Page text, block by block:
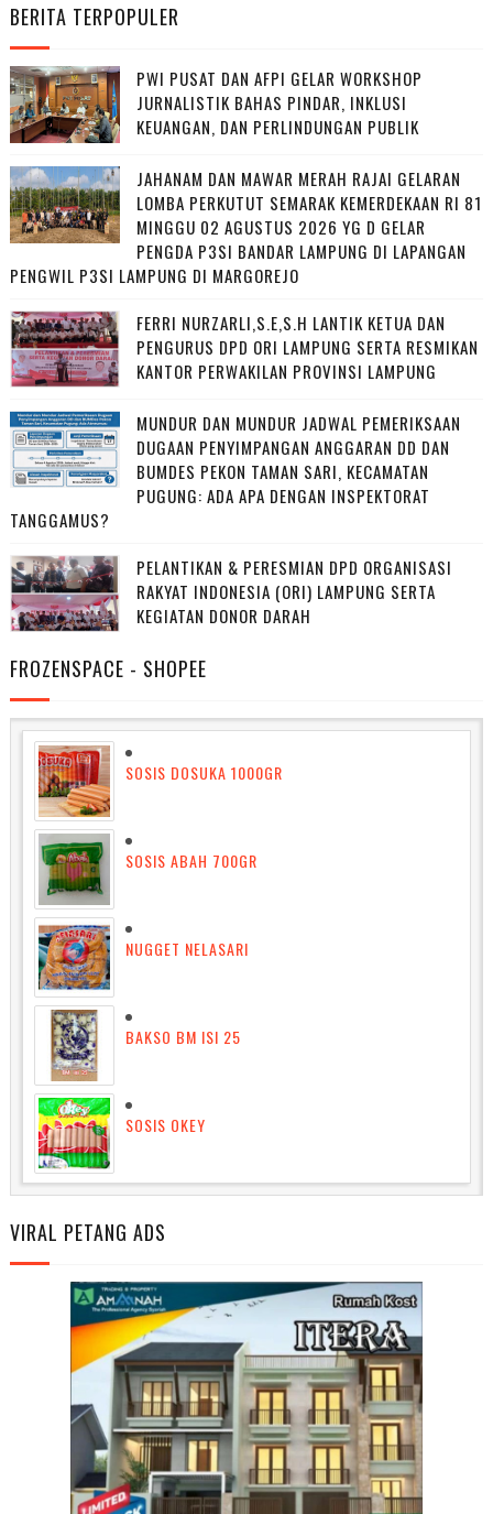
BERITA TERPOPULER
PWI PUSAT DAN AFPI GELAR WORKSHOP
JURNALISTIK BAHAS PINDAR, INKLUSI
KEUANGAN, DAN PERLINDUNGAN PUBLIK
JAHANAM DAN MAWAR MERAH RAJAI GELARAN
LOMBA PERKUTUT SEMARAK KEMERDEKAAN RI 81
MINGGU 02 AGUSTUS 2026 YG D GELAR
PENGDA P3SI BANDAR LAMPUNG DI LAPANGAN
PENGWIL P3SI LAMPUNG DI MARGOREJO
FERRI NURZARLI,S.E,S.H LANTIK KETUA DAN
PENGURUS DPD ORI LAMPUNG SERTA RESMIKAN
KANTOR PERWAKILAN PROVINSI LAMPUNG
MUNDUR DAN MUNDUR JADWAL PEMERIKSAAN
DUGAAN PENYIMPANGAN ANGGARAN DD DAN
BUMDES PEKON TAMAN SARI, KECAMATAN
PUGUNG: ADA APA DENGAN INSPEKTORAT
TANGGAMUS?
PELANTIKAN & PERESMIAN DPD ORGANISASI
RAKYAT INDONESIA (ORI) LAMPUNG SERTA
KEGIATAN DONOR DARAH
FROZENSPACE - SHOPEE
SOSIS DOSUKA 1000GR
SOSIS ABAH 700GR
NUGGET NELASARI
BAKSO BM ISI 25
SOSIS OKEY
VIRAL PETANG ADS